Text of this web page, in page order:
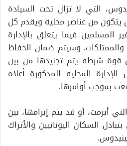
التي لا تزال تحت السيادة
يتكون من عناصر محلية ويقدم كل
المسلمين فيما يتعلق بالإدارة
وسيتم ضمان الحفاظ
قوة شرطة يتم تجنيدها من بين
المحلية المذكورة أعلاه
بموجب أوامرها.
أبرمت، أو قد يتم إبرامها، بين
السكان اليونانيين والأتراك